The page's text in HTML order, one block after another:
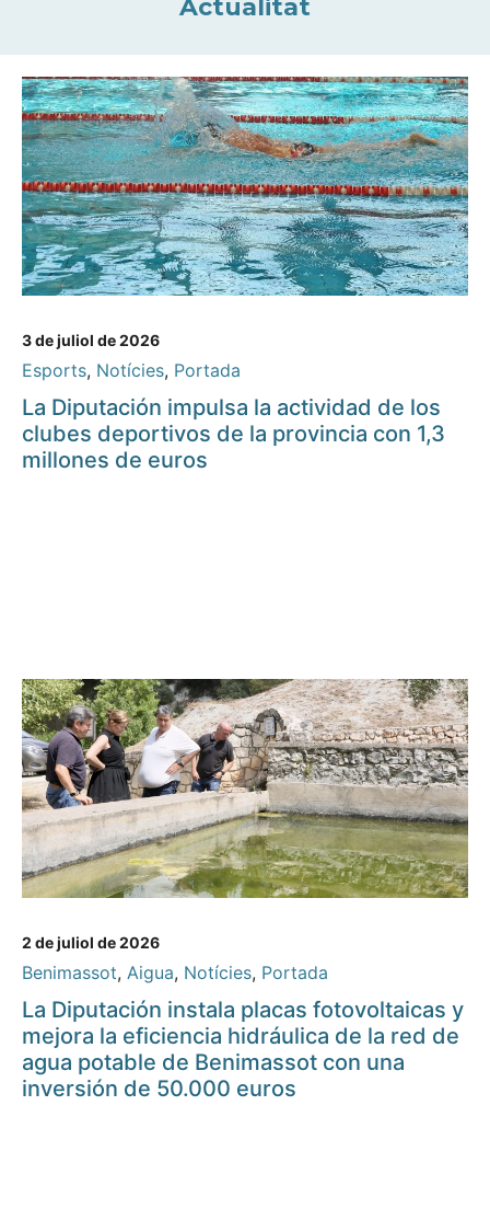
Actualitat
3 de juliol de 2026
Esports, Notícies, Portada
La Diputación impulsa la actividad de los
clubes deportivos de la provincia con 1,3
millones de euros
2 de juliol de 2026
Benimassot, Aigua, Notícies, Portada
La Diputación instala placas fotovoltaicas y
mejora la eficiencia hidráulica de la red de
agua potable de Benimassot con una
inversión de 50.000 euros